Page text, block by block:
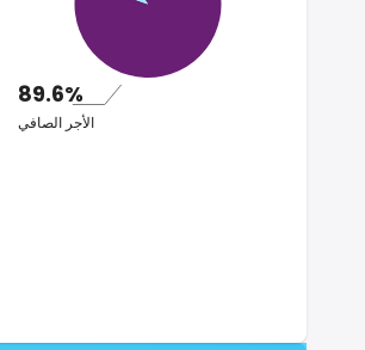
89.6%
الأجر الصافي